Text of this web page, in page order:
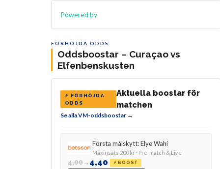
Powered by
FÖRHÖJDA ODDS
Oddsboostar – Curaçao vs
Elfenbenskusten
⚡ FÖRHÖJDA
ODDS
Aktuella boostar för
matchen
Se alla VM-oddsboostar →
Första målskytt: Elye Wahi
Maxinsats 200 kr · Pre-match & Live
4,00→4,40 ⚡ BOOST